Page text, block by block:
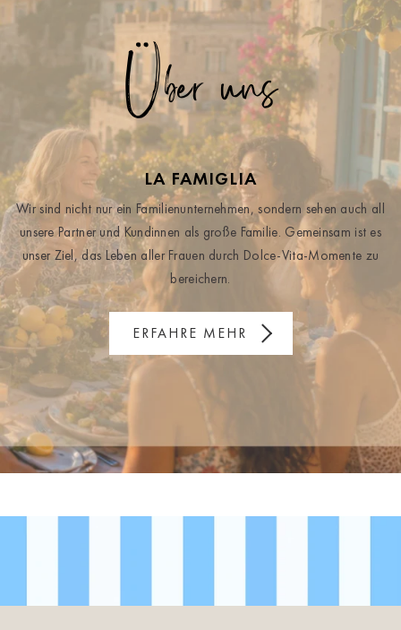
Über uns
LA FAMIGLIA
Wir sind nicht nur ein Familienunternehmen, sondern sehen auch all
unsere Partner und Kundinnen als große Familie. Gemeinsam ist es
unser Ziel, das Leben aller Frauen durch Dolce-Vita-Momente zu
bereichern.
ERFAHRE MEHR